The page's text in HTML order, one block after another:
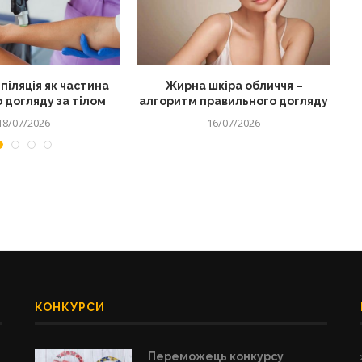
як частина
догляду за тілом
07/2026
Жирна шкіра обличчя –
алгоритм правильного догляду
16/07/2026
КОНКУРСИ
Переможець конкурсу